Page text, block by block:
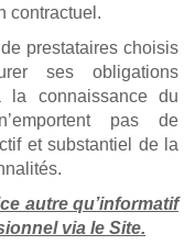
contractuel.
prestataires choisis
ses obligations
connaissance du
pas de
et substantiel de la
autre qu’informatif
via le Site.